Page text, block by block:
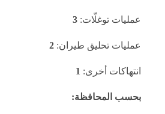
عمليات توغلّات: 3
عمليات تحليق طيران:
انتهاكات أخرى: 1
بحسب المحافظة: